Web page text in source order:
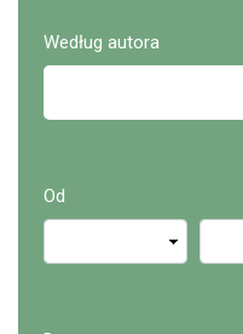
Według autora
Od